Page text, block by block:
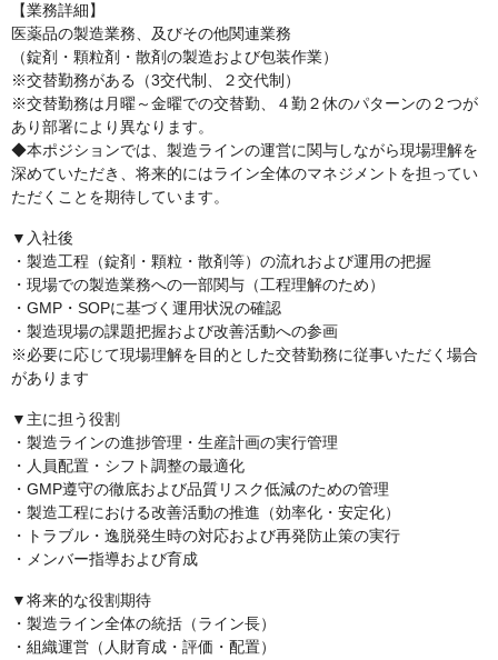
【業務詳細】
医薬品の製造業務、及びその他関連業務
（錠剤・顆粒剤・散剤の製造および包装作業）
※交替勤務がある（3交代制、２交代制）
※交替勤務は月曜～金曜での交替勤、４勤２休のパターンの２つが
あり部署により異なります。
◆本ポジションでは、製造ラインの運営に関与しながら現場理解を
深めていただき、将来的にはライン全体のマネジメントを担ってい
ただくことを期待しています。
▼入社後
・製造工程（錠剤・顆粒・散剤等）の流れおよび運用の把握
・現場での製造業務への一部関与（工程理解のため）
・GMP・SOPに基づく運用状況の確認
・製造現場の課題把握および改善活動への参画
※必要に応じて現場理解を目的とした交替勤務に従事いただく場合
があります
▼主に担う役割
・製造ラインの進捗管理・生産計画の実行管理
・人員配置・シフト調整の最適化
・GMP遵守の徹底および品質リスク低減のための管理
・製造工程における改善活動の推進（効率化・安定化）
・トラブル・逸脱発生時の対応および再発防止策の実行
・メンバー指導および育成
▼将来的な役割期待
・製造ライン全体の統括（ライン長）
・組織運営（人財育成・評価・配置）